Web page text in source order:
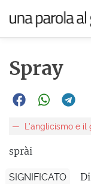
Spray
L'anglicismo e il
sprài
SIGNIFICATO